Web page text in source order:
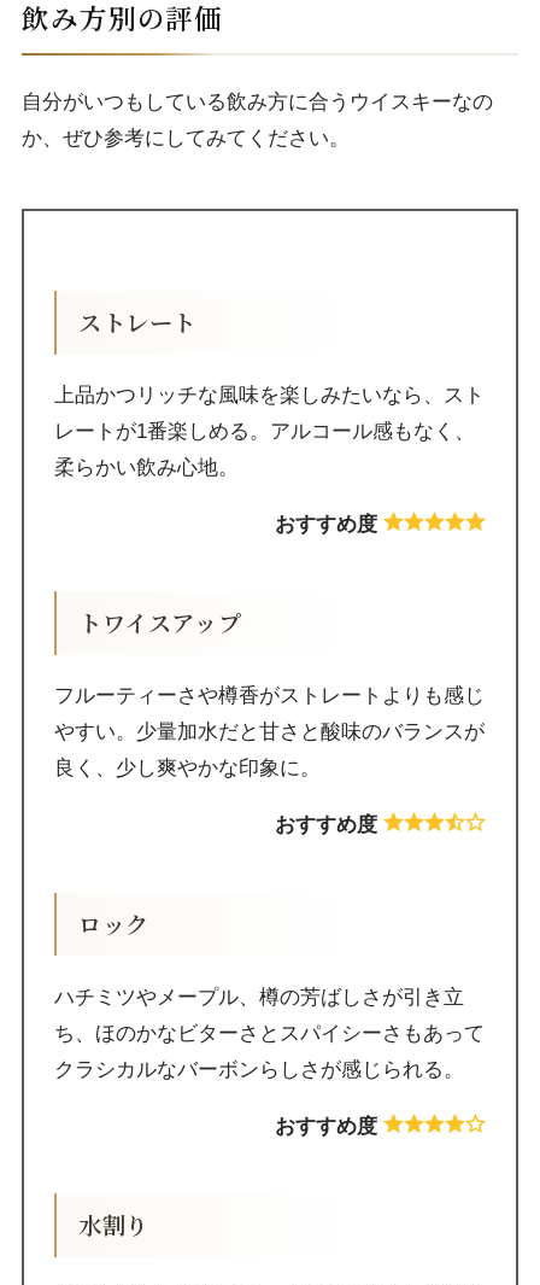
飲み方別の評価
自分がいつもしている飲み方に合うウイスキーなの
か、ぜひ参考にしてみてください。
ストレート
上品かつリッチな風味を楽しみたいなら、スト
レートが1番楽しめる。アルコール感もなく、
柔らかい飲み心地。
おすすめ度
トワイスアップ
フルーティーさや樽香がストレートよりも感じ
やすい。少量加水だと甘さと酸味のバランスが
良く、少し爽やかな印象に。
おすすめ度
ロック
ハチミツやメープル、樽の芳ばしさが引き立
ち、ほのかなビターさとスパイシーさもあって
クラシカルなバーボンらしさが感じられる。
おすすめ度
水割り